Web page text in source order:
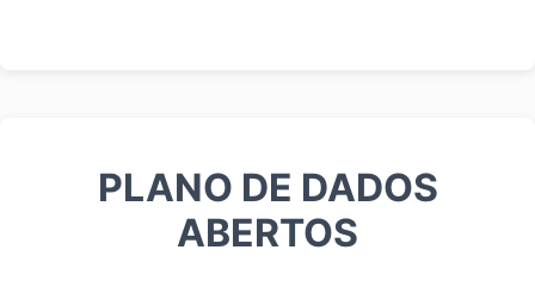
PLANO DE DADOS
ABERTOS